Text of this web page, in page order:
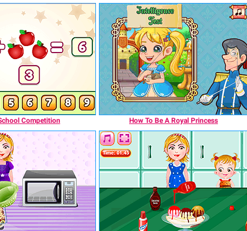
Competition How To Be A Royal Princess